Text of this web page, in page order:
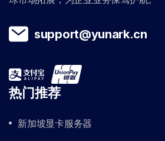
support@yunark.cn
热门推荐
新加坡显卡服务器